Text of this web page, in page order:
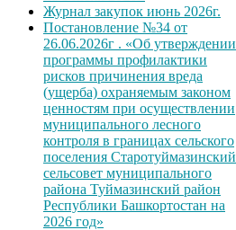
Журнал закупок июнь 2026г.
Постановление №34 от
26.06.2026г . «Об утверждении
программы профилактики
рисков причинения вреда
(ущерба) охраняемым законом
ценностям при осуществлении
муниципального лесного
контроля в границах сельского
поселения Старотуймазинский
сельсовет муниципального
района Туймазинский район
Республики Башкортостан на
2026 год»